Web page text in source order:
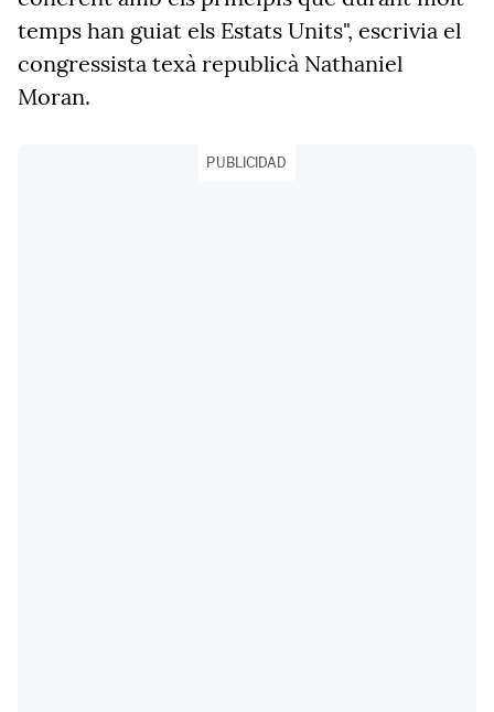
temps han guiat els Estats Units", escrivia el
congressista texà republicà Nathaniel
Moran.
PUBLICIDAD